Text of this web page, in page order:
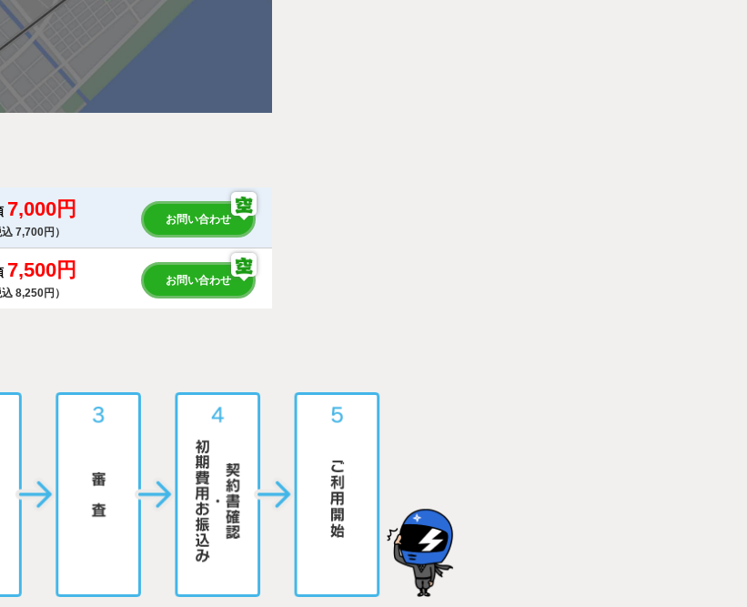
7,000円
込 7,700円）
お問い合わせ
7,500円
込 8,250円）
お問い合わせ